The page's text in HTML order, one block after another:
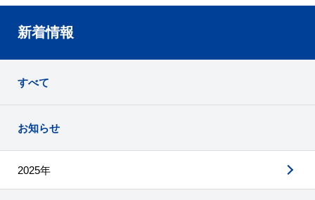
新着情報
すべて
お知らせ
2025年